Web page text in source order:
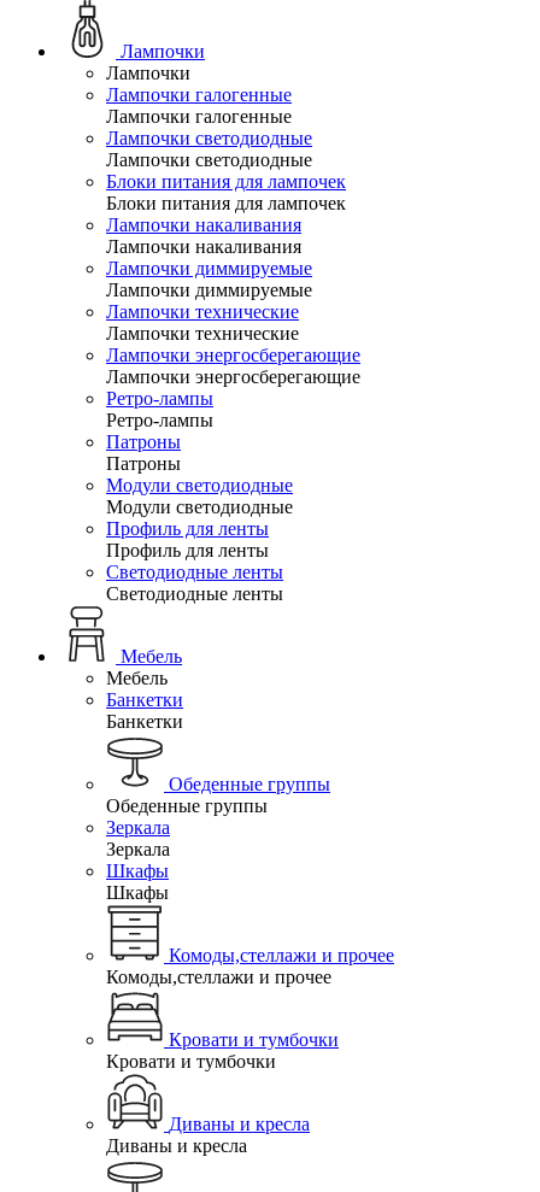
Лампочки
Лампочки
Лампочки галогенные
Лампочки галогенные
Лампочки светодиодные
Лампочки светодиодные
Блоки питания для лампочек
Блоки питания для лампочек
Лампочки накаливания
Лампочки накаливания
Лампочки диммируемые
Лампочки диммируемые
Лампочки технические
Лампочки технические
Лампочки энергосберегающие
Лампочки энергосберегающие
Ретро-лампы
Ретро-лампы
Патроны
Патроны
Модули светодиодные
Модули светодиодные
Профиль для ленты
Профиль для ленты
Светодиодные ленты
Светодиодные ленты
Мебель
Мебель
Банкетки
Банкетки
Обеденные группы
Обеденные группы
Зеркала
Зеркала
Шкафы
Шкафы
Комоды,стеллажи и прочее
Комоды,стеллажи и прочее
Кровати и тумбочки
Кровати и тумбочки
Диваны и кресла
Диваны и кресла